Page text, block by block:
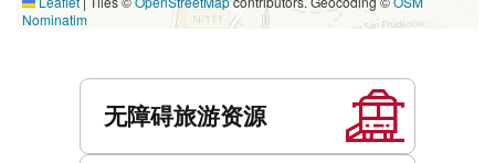
Nominatim
无障碍旅游资源